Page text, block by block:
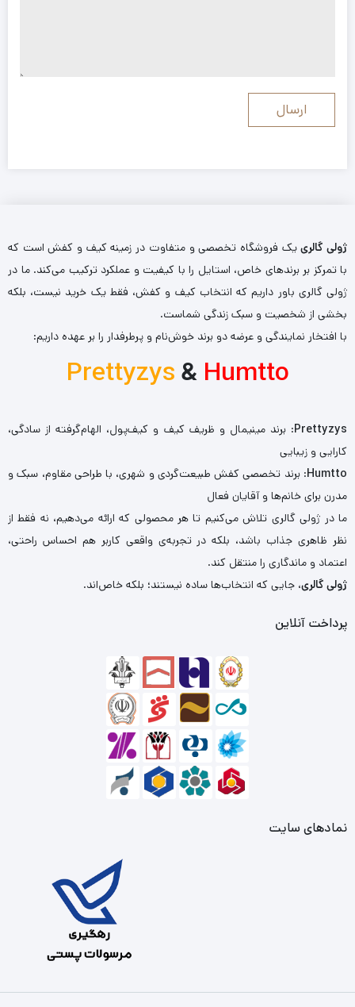
ژولی گالرییک فروشگاه تخصصی و متفاوت در زمینه کیف و کفش است که
با تمرکز بر برندهای خاص، استایل را با کیفیت و عملکرد ترکیب می‌کند. ما در
ژولی گالری باور داریم که انتخاب کیف و کفش، فقط یک خرید نیست، بلکه
بخشی از شخصیت و سبک زندگی شماست.
با افتخار نمایندگی و عرضه دو برند خوش‌نام و پرطرفدار را بر عهده داریم:
Prettyzys& Humtto
Prettyzys: برند مینیمال و ظریف کیف و کیف‌پول، الهام‌گرفته از سادگی،
کارایی و زیبایی
Humtto: برند تخصصی کفش طبیعت‌گردی و شهری، با طراحی مقاوم، سبک و
مدرن برای خانم‌ها و آقایان فعال
ما در ژولی گالری تلاش می‌کنیم تا هر محصولی که ارائه می‌دهیم، نه فقط از
نظر ظاهری جذاب باشد، بلکه در تجربه‌ی واقعی کاربر هم احساس راحتی،
اعتماد و ماندگاری را منتقل کند.
ژولی گالری، جایی که انتخاب‌ها ساده نیستند؛ بلکه خاص‌اند.
پرداخت آنلاین
نمادهای سایت